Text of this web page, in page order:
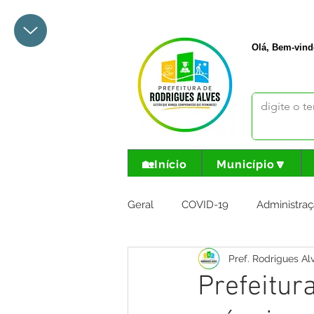
Olá, Bem-
🏡Início Município🔽
Geral COVID-19
Meio Ambiente e Turismo
Pref. Rodrigues